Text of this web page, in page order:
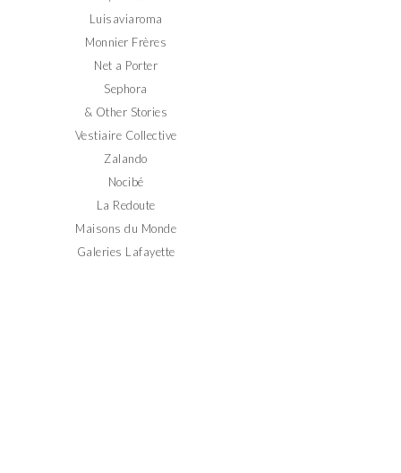
Luisaviaroma
Monnier Frères
Net a Porter
Sephora
& Other Stories
Vestiaire Collective
Zalando
Nocibé
La Redoute
Maisons du Monde
Galeries Lafayette